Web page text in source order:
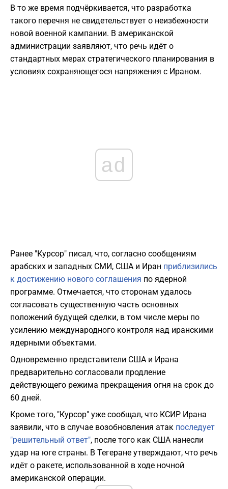
В то же время подчёркивается, что разработка
такого перечня не свидетельствует о неизбежности
новой военной кампании. В американской
администрации заявляют, что речь идёт о
стандартных мерах стратегического планирования в
условиях сохраняющегося напряжения с Ираном.
ad
Ранее "Курсор" писал, что, согласно сообщениям
арабских и западных СМИ, США и Иран приблизились
к достижению нового соглашения по ядерной
программе. Отмечается, что сторонам удалось
согласовать существенную часть основных
положений будущей сделки, в том числе меры по
усилению международного контроля над иранскими
ядерными объектами.
Одновременно представители США и Ирана
предварительно согласовали продление
действующего режима прекращения огня на срок до
60 дней.
Кроме того, "Курсор" уже сообщал, что КСИР Ирана
заявили, что в случае возобновления атак последует
"решительный ответ", после того как США нанесли
удар на юге страны. В Тегеране утверждают, что речь
идёт о ракете, использованной в ходе ночной
американской операции.